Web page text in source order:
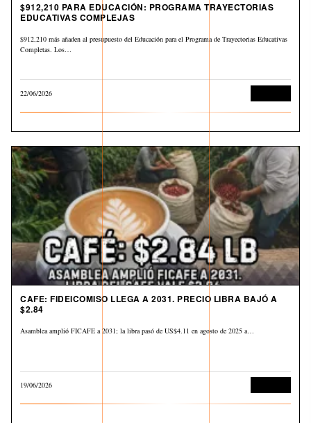
$912,210 PARA EDUCACIÓN: PROGRAMA TRAYECTORIAS
EDUCATIVAS COMPLEJAS
$912,210 más añaden al presupuesto del Educación para el Programa de Trayectorias Educativas
Completas. Los…
22/06/2026
CAFE: FIDEICOMISO LLEGA A 2031. PRECIO LIBRA BAJÓ A
$2.84
Asamblea amplió FICAFE a 2031; la libra pasó de US$4.11 en agosto de 2025 a…
19/06/2026